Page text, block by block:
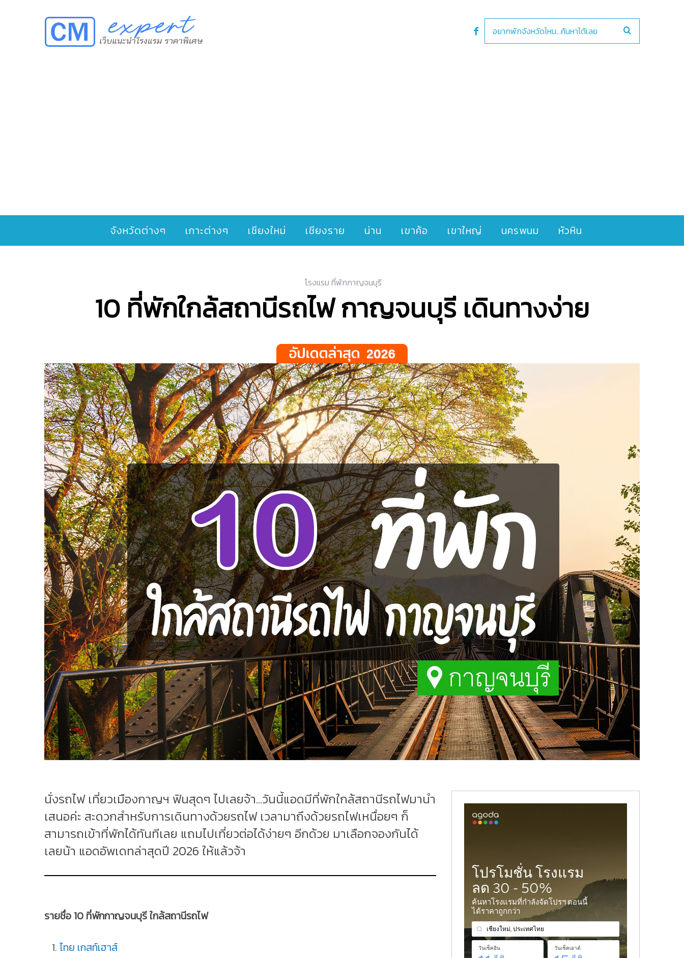
จังหวัดต่างๆ เกาะต่างๆ เชียงใหม่ เชียงราย น่าน เขาค้อ เขาใหญ่ นครพนม หัวหิน
โรงแรม ที่พักกาญจนบุรี
10 ที่พักใกล้สถานีรถไฟ กาญจนบุรี เดินทางง่าย
นั่งรถไฟ เที่ยวเมืองกาญฯ ฟินสุดๆ ไปเลยจ้า...วันนี้แอดมีที่พักใกล้สถานีรถไฟมานำ
เสนอค่ะ สะดวกสำหรับการเดินทางด้วยรถไฟ เวลามาถึงด้วยรถไฟเหนื่อยๆ ก็
สามารถเข้าที่พักได้ทันทีเลย แถมไปเที่ยวต่อได้ง่ายๆ อีกด้วย มาเลือกจองกันได้
เลยน้า แอดอัพเดทล่าสุดปี 2026 ให้แล้วจ้า
รายชื่อ 10 ที่พักกาญจนบุรี ใกล้สถานีรถไฟ
ไทย เกสท์เฮาส์